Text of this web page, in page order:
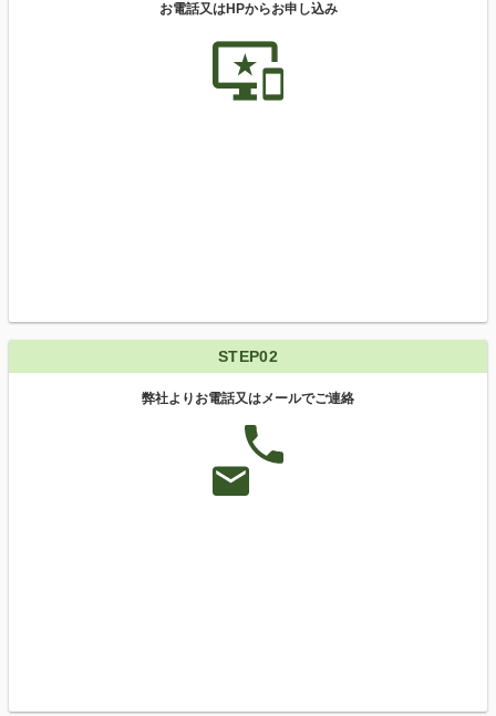
お電話又はHPからお申し込み
important_devices
STEP02
弊社よりお電話又はメールでご連絡